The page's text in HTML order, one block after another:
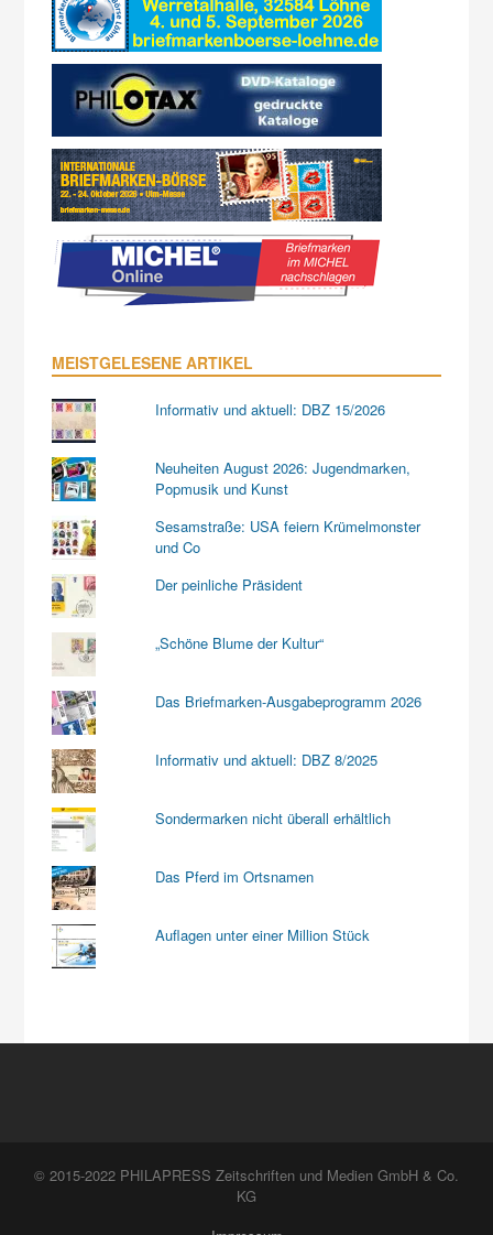
MEISTGELESENE ARTIKEL
Informativ und aktuell: DBZ 15/2026
Neuheiten August 2026: Jugendmarken,
Popmusik und Kunst
Sesamstraße: USA feiern Krümelmonster
und Co
Der peinliche Präsident
„Schöne Blume der Kultur“
Das Briefmarken-Ausgabeprogramm 2026
Informativ und aktuell: DBZ 8/2025
Sondermarken nicht überall erhältlich
Das Pferd im Ortsnamen
Auflagen unter einer Million Stück
© 2015-2022 PHILAPRESS Zeitschriften und Medien GmbH & Co.
KG